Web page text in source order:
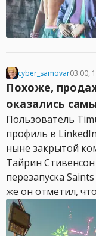
cyber_samovar03:00,
Похоже,
оказались
Пользователь
профиль в
ныне закрытой
Тайрин
перезапуска
же он отметил,